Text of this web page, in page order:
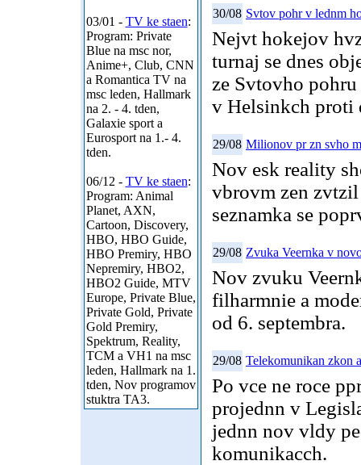
03/01 - TV ke staen:
Program: Private
Blue na msc nor,
Anime+, Club, CNN
a Romantica TV na
msc leden, Hallmark
na 2. - 4. tden,
Galaxie sport a
Eurosport na 1.- 4.
tden.
06/12 - TV ke staen:
Program: Animal
Planet, AXN,
Cartoon, Discovery,
HBO, HBO Guide,
HBO Premiry, HBO
Nepremiry, HBO2,
HBO2 Guide, MTV
Europe, Private Blue,
Private Gold, Private
Gold Premiry,
Spektrum, Reality,
TCM a VH1 na msc
leden, Hallmark na 1.
tden, Nov programov
stuktra TA3.
30/08 Svtov pohr v lednm
Nejvt hokejov
turnaj se dnes
ze Svtovho
v Helsinkch proti
29/08 Milionov pr zn svho
Nov esk reality
vbrovm zen
seznamka se
29/08 Zvuka Veernka v
Nov zvuku
filharmnie a
od 6. septembra.
29/08 Telekomunikan zkon
Po vce ne roce
projednn v
jednn nov vldy
komunikacch.